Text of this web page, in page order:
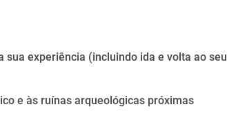
experiência (incluindo ida e volta ao seu
e às ruínas arqueológicas próximas